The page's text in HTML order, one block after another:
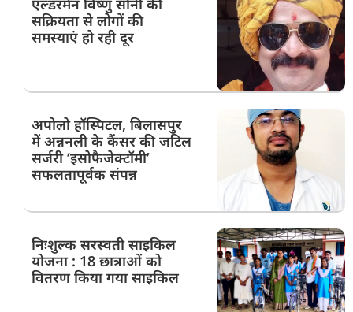
एल्डरमैन विष्णु सोनी की
सक्रियता से लोगों की
समस्याएं हो रही दूर
अपोलो हॉस्पिटल, बिलासपुर
में अन्ननली के कैंसर की जटिल
सर्जरी ‘इसोफैजेक्टॉमी’
सफलतापूर्वक संपन्न
निःशुल्क सरस्वती साइकिल
योजना : 18 छात्राओं को
वितरण किया गया साइकिल